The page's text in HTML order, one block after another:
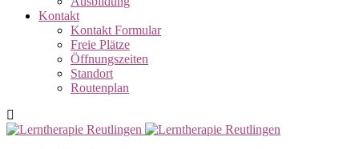
Kontakt
Kontakt Formular
Freie Plätze
Öffnungszeiten
Standort
Routenplan